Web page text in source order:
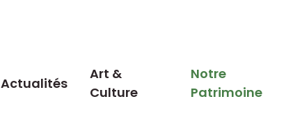
Actualités
Art &
Culture
Notre
Patrimoine